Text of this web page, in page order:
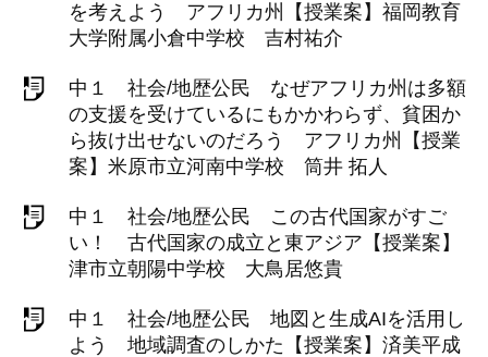
を考えよう アフリカ州【授業案】福岡教育
大学附属小倉中学校 吉村祐介
中１ 社会/地歴公民 なぜアフリカ州は多額
の支援を受けているにもかかわらず、貧困か
ら抜け出せないのだろう アフリカ州【授業
案】米原市立河南中学校 筒井 拓人
中１ 社会/地歴公民 この古代国家がすご
い！ 古代国家の成立と東アジア【授業案】
津市立朝陽中学校 大鳥居悠貴
中１ 社会/地歴公民 地図と生成AIを活用し
よう 地域調査のしかた【授業案】済美平成